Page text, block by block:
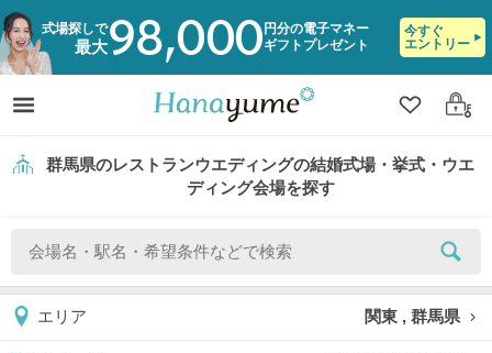
式場探しで
最大98,000 円分の電子マネー
ギフトプレゼント
今すぐ
エントリー
クリップ
ログ
群馬県のレストランウエディングの結婚式場・挙式・ウエ
ディング会場を探す
エリア 関東 , 群馬県